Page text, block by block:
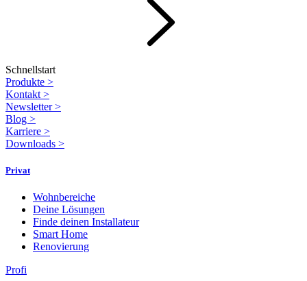
Schnellstart
Produkte >
Kontakt >
Newsletter>
Blog >
Karriere >
Downloads >
Privat
Wohnbereiche
Deine Lösungen
Finde deinen Installateur
Smart Home
Renovierung
Profi